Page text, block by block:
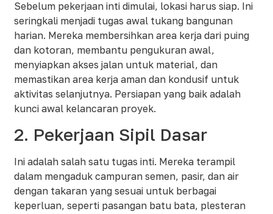
Sebelum pekerjaan inti dimulai, lokasi harus siap. Ini
seringkali menjadi tugas awal tukang bangunan
harian. Mereka membersihkan area kerja dari puing
dan kotoran, membantu pengukuran awal,
menyiapkan akses jalan untuk material, dan
memastikan area kerja aman dan kondusif untuk
aktivitas selanjutnya. Persiapan yang baik adalah
kunci awal kelancaran proyek.
2. Pekerjaan Sipil Dasar
Ini adalah salah satu tugas inti. Mereka terampil
dalam mengaduk campuran semen, pasir, dan air
dengan takaran yang sesuai untuk berbagai
keperluan, seperti pasangan batu bata, plesteran